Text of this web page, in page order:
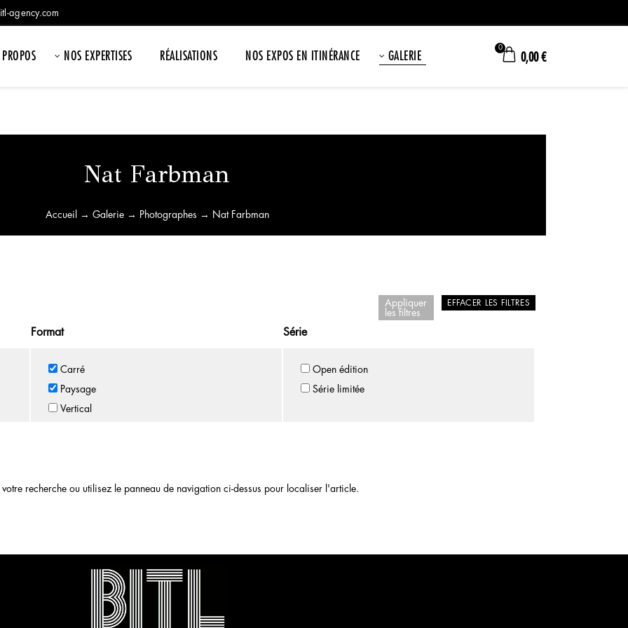
agency.com
NOS EXPERTISES RÉALISATIONS NOS EXPOS EN ITINÉRANCE GALERIE
0
0,00€
Nat Farbman
Accueil → Galerie→ Photographes → Nat Farbman
EFFACER LES FILTRES
Format
Carré
Paysage
Vertical
Série
Open édition
Série limitée
Appliquer
les filtres
recherche ou utilisez le panneau de navigation ci-dessus pour localiser l'article.